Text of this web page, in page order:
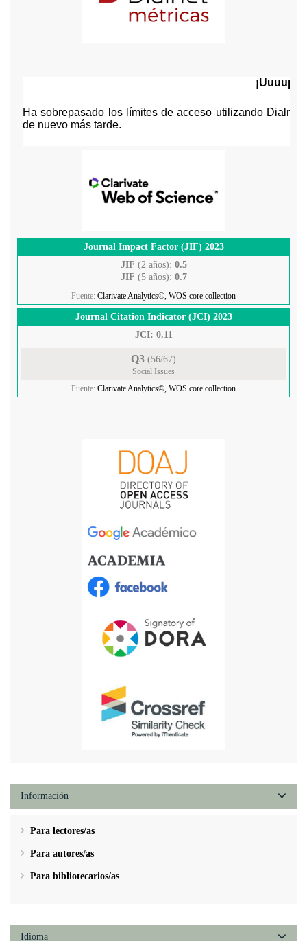
Journal Impact Factor (JIF) 2023
JIF (2 años): 0.5
JIF (5 años): 0.7
Fuente: Clarivate Analytics©, WOS core collection
Journal Citation Indicator (JCI) 2023
JCI: 0.11
Q3 (56/67)
Social Issues
Fuente: Clarivate Analytics©, WOS core collection
Información
Para lectores/as
Para autores/as
Para bibliotecarios/as
Idioma